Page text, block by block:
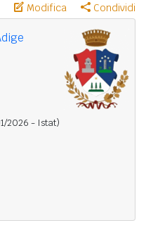
Modifica Condividi
2026 - Istat)